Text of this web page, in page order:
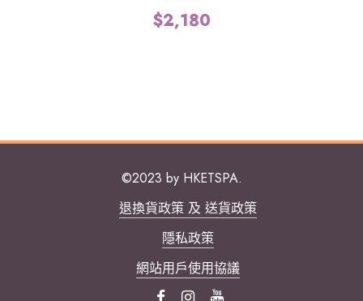
$2,180
©2023 by HKETSPA.
退換貨政策 及 送貨政策
隱私政策
網站用戶使用協議